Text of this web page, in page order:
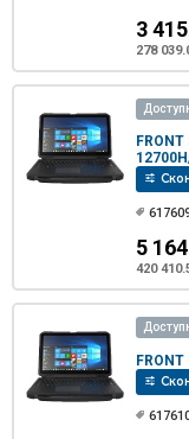
3
278
5
420